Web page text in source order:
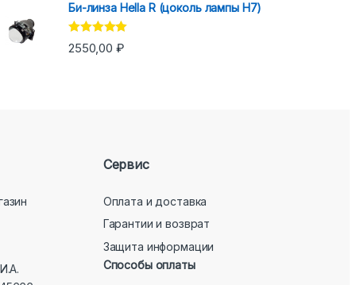
Би-линза Hella R (цоколь лампы H7)
Оценка5.00
из 5
2550,00 ₽
Сервис
Оплата и доставка
Гарантии и возврат
Защита информации
Способы оплаты